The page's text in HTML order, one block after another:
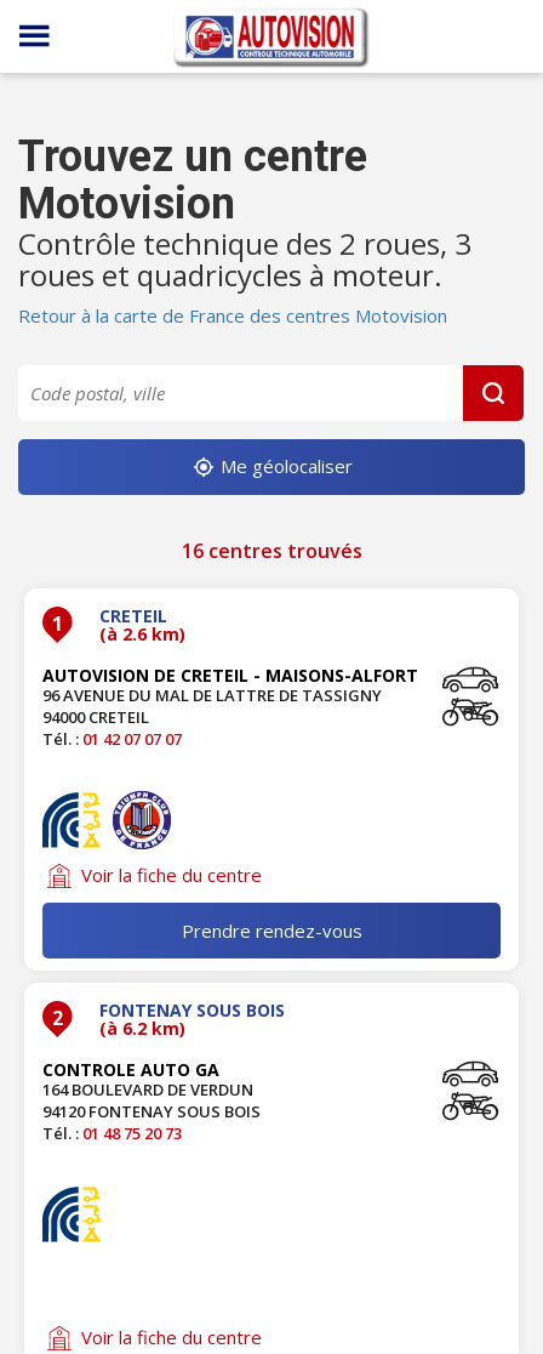
Panneau de gestion des cookies
Trouvez un centre
Motovision
Contrôle technique des 2 roues, 3
roues et quadricycles à moteur.
Retour à la carte de France des centres Motovision
Me géolocaliser
16 centres trouvés
1 CRETEIL
(à 2.6 km)
AUTOVISION DE CRETEIL - MAISONS-ALFORT
96 AVENUE DU MAL DE LATTRE DE TASSIGNY
94000 CRETEIL
Tél. : 01 42 07 07 07
Voir la fiche du centre
Prendre rendez-vous
2 FONTENAY SOUS BOIS
(à 6.2 km)
CONTROLE AUTO GA
164 BOULEVARD DE VERDUN
94120 FONTENAY SOUS BOIS
Tél. : 01 48 75 20 73
Voir la fiche du centre